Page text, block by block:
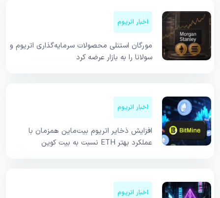
اخبار اتریوم
مورگان استنلی محصولات سرمایه‌گذاری اتریوم و
سولانا را به بازار عرضه کرد
اخبار اتریوم
افزایش ذخایر اتریوم بیت‌ماین همزمان با
عملکرد بهتر ETH نسبت به بیت کوین
اخبار اتریوم